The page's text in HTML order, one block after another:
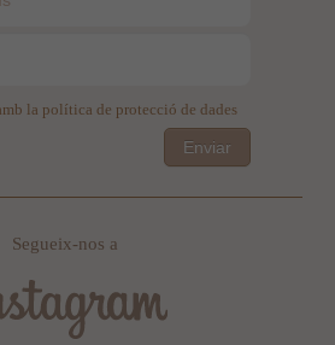
la política de protecció de dades
Enviar
Segueix-nos a